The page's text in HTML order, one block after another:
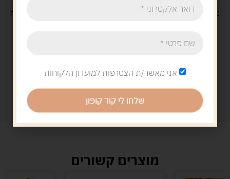
משלוח חינםבקנייה מעל 329 ש"ח
מוצרים קשורים
אני מאשר/ת הצטרפות למועדון הלקוחות
שלחו לי קוד קופון